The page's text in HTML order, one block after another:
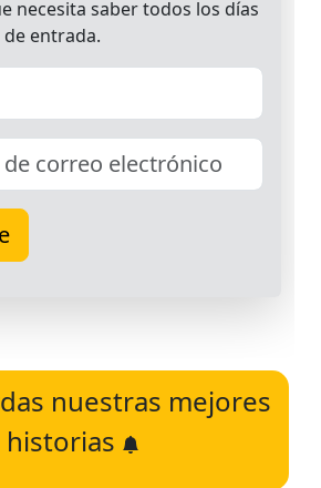
nuestras mejores
historias